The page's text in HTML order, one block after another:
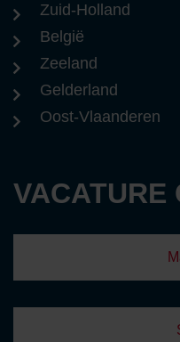
Zuid-Holland
België
Zeeland
Gelderland
Oost-Vlaanderen
VACATURE